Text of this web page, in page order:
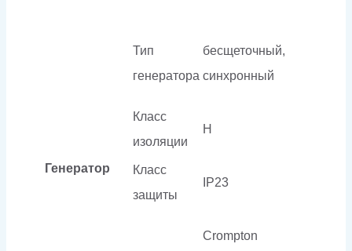
Генератор
Тип
генератора
бесщеточный,
синхронный
Класс
изоляции
H
Класс
защиты
IP23
Crompton